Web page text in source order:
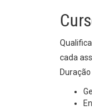
cada